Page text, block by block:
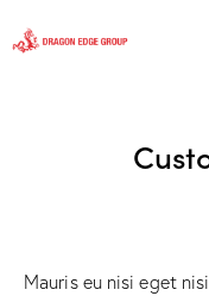
Mauris eu nisi eget